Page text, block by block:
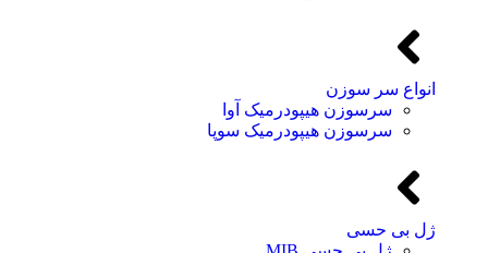
انواع سر سوزن
سرسوزن هیپودرمیک آوا
سرسوزن هیپودرمیک سوپا
ژل بی حسی